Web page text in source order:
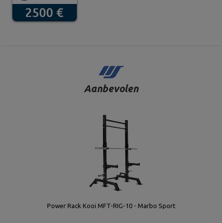
Aanbevolen
Power Rack Kooi MFT-RIG-10 - Marbo Sport